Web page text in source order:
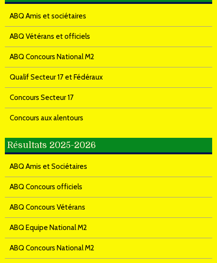
ABQ Amis et sociétaires
ABQ Vétérans et officiels
ABQ Concours National M2
Qualif Secteur 17 et Fédéraux
Concours Secteur 17
Concours aux alentours
Résultats 2025-2026
ABQ Amis et Sociétaires
ABQ Concours officiels
ABQ Concours Vétérans
ABQ Equipe National M2
ABQ Concours National M2